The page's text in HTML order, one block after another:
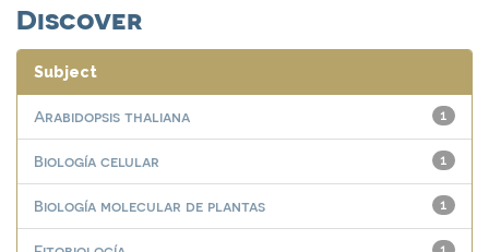
Discover
Subject
1
Arabidopsis thaliana
1
Biología celular
1
Biología molecular de plantas